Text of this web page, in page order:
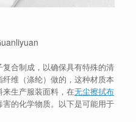
合制成，以确保具有特殊的清
维（涤纶）做的，这种材质本
生产服装面料，在无尘擦拭布
的化学物质。以下是可能用于